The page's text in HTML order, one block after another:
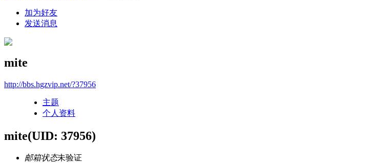
加为好友
发送消息
mite
http://bbs.hgzvip.net/?37956
主题
个人资料
mite(UID: 37956)
邮箱状态未验证